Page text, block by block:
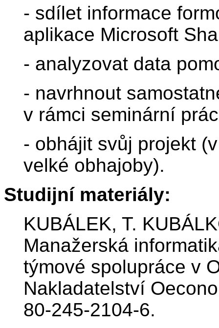
- sdílet informace
aplikace Microsoft
- analyzovat data
- navrhnout
v rámci seminární
- obhájit svůj projekt
velké obhajoby).
Studijní materiály:
KUBÁLEK, T.
Manažerská
týmové spolupráce v
Nakladatelství
80-245-2104-6.